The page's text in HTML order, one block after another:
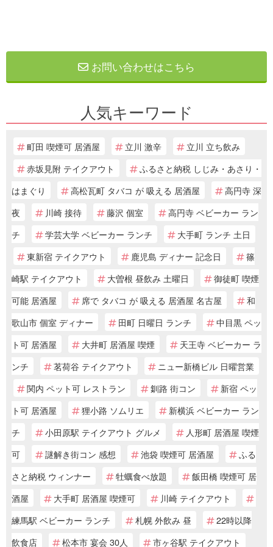
お問い合わせはこちら
人気キーワード
町田 喫煙可 居酒屋 立川 激辛
立川 立ち飲み
赤坂見附 テイクアウト
ふるさと納税 しじみ・あさり・
はまぐり
高松瓦町 タバコ が 吸える 居酒屋
高円寺 深
夜
川崎 接待 藤沢 個室
高円寺 ベビーカー ラン
チ
学芸大学 ベビーカー ランチ
大手町 ランチ 土日
東新宿 テイクアウト
鹿児島 ディナー 記念日
篠
崎駅 テイクアウト
大曽根 昼飲み 土曜日
御徒町 喫煙
可能 居酒屋
席で タバコ が 吸える 居酒屋 名古屋
和
歌山市 個室 ディナー
田町 日曜日 ランチ
中目黒 ペッ
ト可 居酒屋
大井町 居酒屋 喫煙
天王寺 ベビーカー ラ
ンチ
茗荷谷 テイクアウト
ニュー新橋ビル 日曜営業
関内 ペット可 レストラン
釧路 街コン
新宿 ペッ
ト可 居酒屋
狸小路 ソムリエ
新横浜 ベビーカー ラン
チ
小田原駅 テイクアウト グルメ
人形町 居酒屋 喫煙
可
謎解き街コン 感想 池袋 喫煙可 居酒屋
ふる
さと納税 ウィンナー
牡蠣食べ放題
飯田橋 喫煙可 居
酒屋
大手町 居酒屋 喫煙可
川崎 テイクアウト
練馬駅 ベビーカー ランチ
札幌 外飲み 昼
22時以降
飲食店
松本市 宴会 30人 市ヶ谷駅 テイクアウト